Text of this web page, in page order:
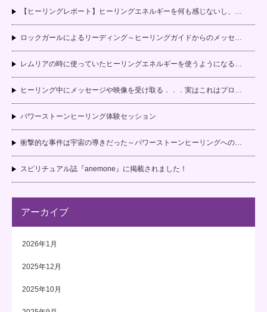
【ヒーリングレポート】ヒーリングエネルギーを何も感じないし、…
ロックガールによるリーディング～ヒーリングガイドからのメッセ…
レムリアの時に使っていたヒーリングエネルギーを使うようになる…
ヒーリング中にメッセージや映像を受け取る．．．実はこれはプロ…
パワーストーンヒーリング体験セッション
衝撃的な事件は宇宙の導きだった～パワーストーンヒーリングへの…
スピリチュアル誌『anemone』に掲載されました！
アーカイブ
2026年1月
2025年12月
2025年10月